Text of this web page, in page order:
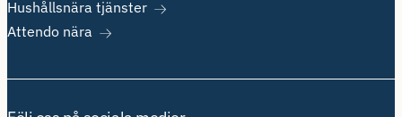
Hushållsnära tjänster
Attendo nära